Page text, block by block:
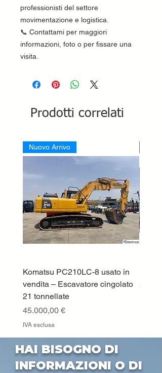
professionisti del settore
movimentazione e logistica.
📞 Contattami per maggiori
informazioni, foto o per fissare una
visita.
Prodotti correlati
Nuovo Arrivo
Komatsu PC210LC-8 usato in
vendita – Escavatore cingolato
21 tonnellate
Prezzo
45.000,00 €
IVA esclusa
Prezzo
HAI BISOGNO DI
INFORMAZIONI O DI